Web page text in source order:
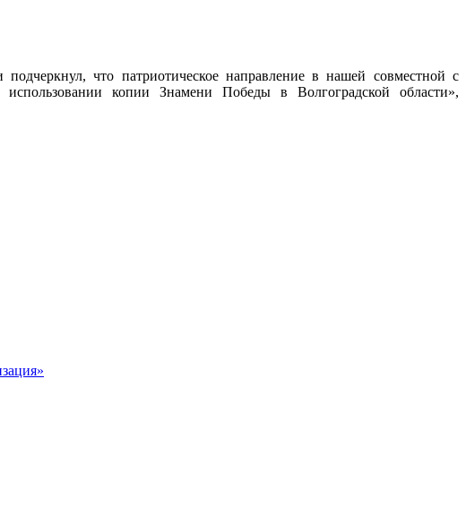
что патриотическое направление в нашей совместной с
копии Знамени Победы в Волгоградской области»,